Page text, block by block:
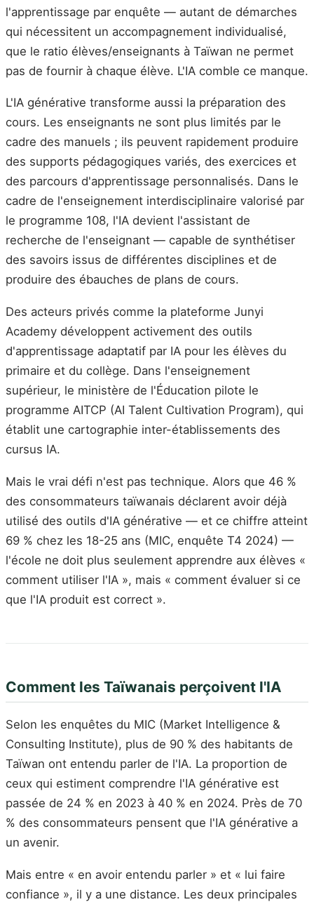
l'apprentissage par enquête — autant de démarches
qui nécessitent un accompagnement individualisé,
que le ratio élèves/enseignants à Taïwan ne permet
pas de fournir à chaque élève. L'IA comble ce manque.
L'IA générative transforme aussi la préparation des
cours. Les enseignants ne sont plus limités par le
cadre des manuels ; ils peuvent rapidement produire
des supports pédagogiques variés, des exercices et
des parcours d'apprentissage personnalisés. Dans le
cadre de l'enseignement interdisciplinaire valorisé par
le programme 108, l'IA devient l'assistant de
recherche de l'enseignant — capable de synthétiser
des savoirs issus de différentes disciplines et de
produire des ébauches de plans de cours.
Des acteurs privés comme la plateforme Junyi
Academy développent activement des outils
d'apprentissage adaptatif par IA pour les élèves du
primaire et du collège. Dans l'enseignement
supérieur, le ministère de l'Éducation pilote le
programme AITCP (AI Talent Cultivation Program), qui
établit une cartographie inter-établissements des
cursus IA.
Mais le vrai défi n'est pas technique. Alors que 46 %
des consommateurs taïwanais déclarent avoir déjà
utilisé des outils d'IA générative — et ce chiffre atteint
69 % chez les 18-25 ans (MIC, enquête T4 2024) —
l'école ne doit plus seulement apprendre aux élèves «
comment utiliser l'IA », mais « comment évaluer si ce
que l'IA produit est correct ».
Comment les Taïwanais perçoivent l'IA
Selon les enquêtes du MIC (Market Intelligence &
Consulting Institute), plus de 90 % des habitants de
Taïwan ont entendu parler de l'IA. La proportion de
ceux qui estiment comprendre l'IA générative est
passée de 24 % en 2023 à 40 % en 2024. Près de 70
% des consommateurs pensent que l'IA générative a
un avenir.
Mais entre « en avoir entendu parler » et « lui faire
confiance », il y a une distance. Les deux principales